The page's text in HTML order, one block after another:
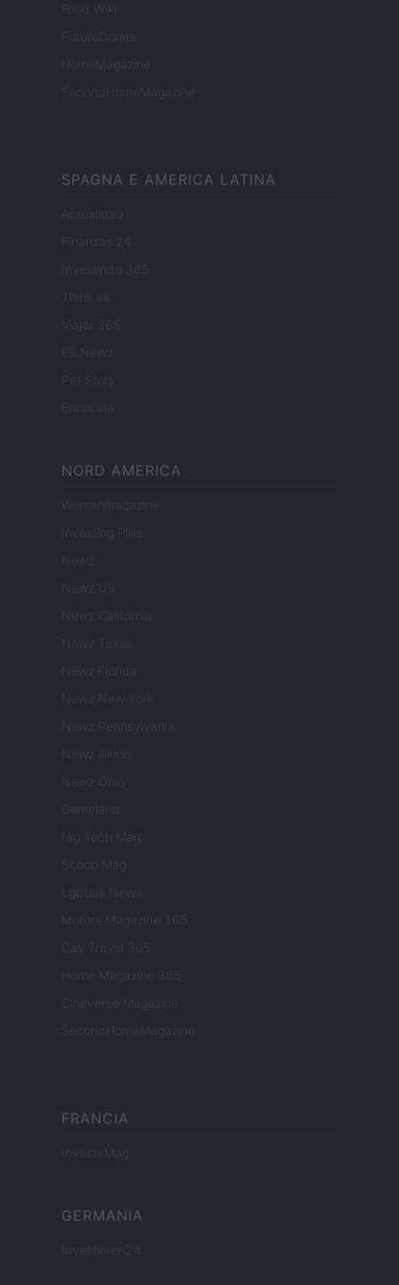
Food Wiki
FuturoDonna
HomeMagazine
SecondHomeMagazine
SPAGNA E AMERICA LATINA
Actualidad
Finanzas 24
Investindo 365
Think.es
Viajar 365
ES Newz
Pet Story
Encocina
NORD AMERICA
Womanmagazine
Investing Plus
Newz
Newz US
Newz California
Newz Texas
Newz Florida
Newz New York
Newz Pennsylvania
Newz Illinois
Newz Ohio
Gameland
Hig Tech Mag
Scoop Mag
Lgbtqia News
Motors Magazine 365
Day Travel 365
Home Magazine 365
Cineverse Magazine
SecondHomeMagazine
FRANCIA
InvestirMag
GERMANIA
Investieren24